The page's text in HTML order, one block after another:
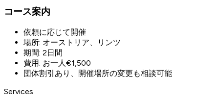
コース案内
依頼に応じて開催
場所: オーストリア、リンツ
期間: 2日間
費用: お一人€1,500
団体割引あり、開催場所の変更も相談可能
Services